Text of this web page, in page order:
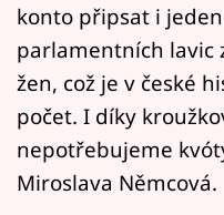
Přihlášení
Sledujte nás
konto připsat i
parlamentních lavic
žen, což je v české
počet. I díky
nepotřebujeme
Miroslava Němcová.